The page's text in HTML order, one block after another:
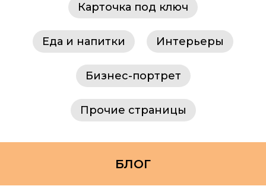
Карточка под ключ
Еда и напитки Интерьеры
Бизнес-портрет
Прочие страницы
БЛОГ